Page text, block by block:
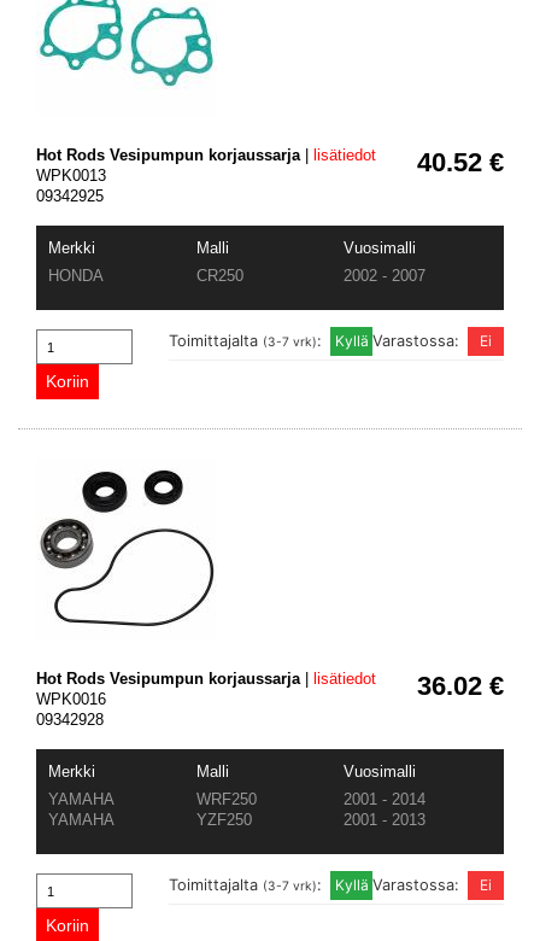
40.52 €
Hot Rods Vesipumpun korjaussarja|
lisätiedot
WPK0013
09342925
Merkki Malli
Vuosimalli
HONDA
CR250 2002 - 2007
Varastossa:
Toimittajalta (3-7 vrk):
36.02 €
Hot Rods Vesipumpun korjaussarja|
lisätiedot
WPK0016
09342928
Merkki Malli
Vuosimalli
YAMAHA
WRF250
2001 - 2014
YAMAHA
YZF250 2001 - 2013
Varastossa:
Toimittajalta (3-7 vrk):